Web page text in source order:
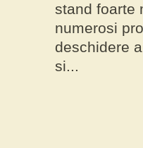
stand foarte
numerosi
deschidere
si...